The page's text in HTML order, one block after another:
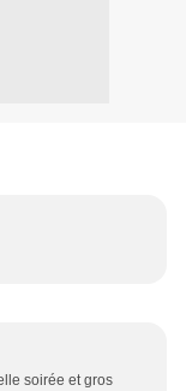
soirée et gros